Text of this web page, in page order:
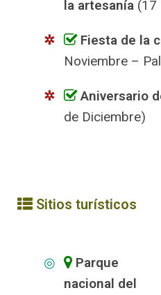
la artesanía (17
Fiesta de la
Noviembre –
Aniversario
de Diciembre)
Sitios turísticos
Parque
nacional del